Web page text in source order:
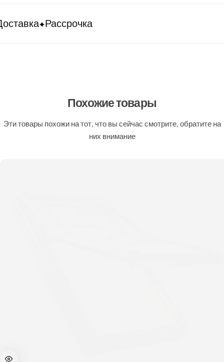
Рассрочка
Похожие товары
Эти товары похожи на тот, что вы сейчас смотрите, обратите на
них внимание